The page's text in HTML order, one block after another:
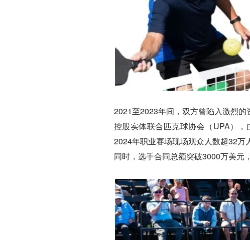
2021至2023年间，双方曾陷入激烈
控股实体联合匹克球协会（UPA）
2024年职业赛场现场观众人数超32万
同时，选手合同总额突破3000万美元